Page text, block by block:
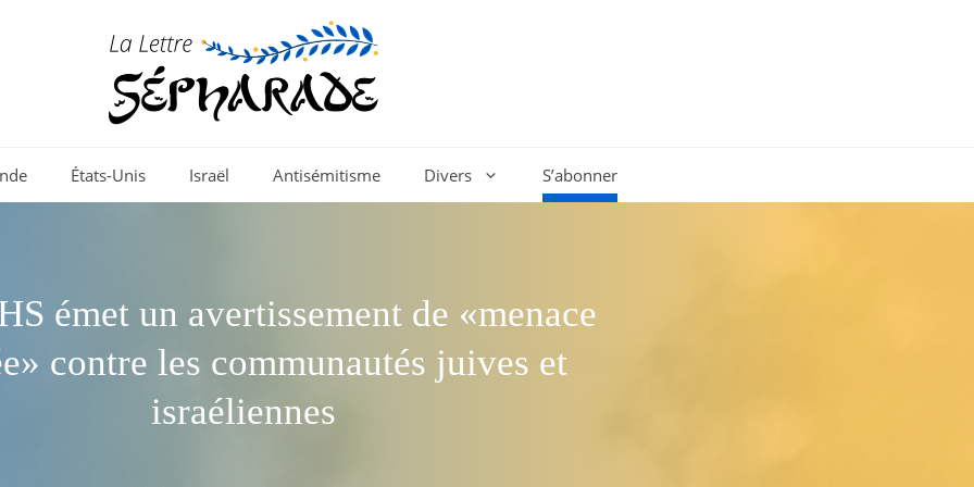
États-Unis Israël Antisémitisme Divers S’abonner
émet un avertissement de «menace
contre les communautés juives et
israéliennes